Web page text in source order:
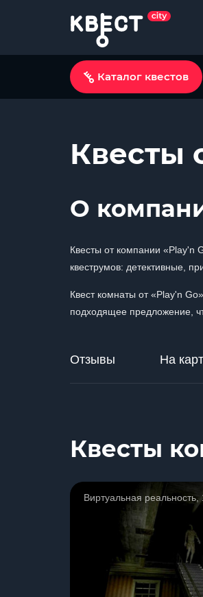
Каталог квестов
Квесты
О
Квесты от компании «Play'n
квеструмов: детективные,
Квест комнаты от «Play'n
подходящее предложение,
Отзывы На
Квесты
Виртуальная реальность,